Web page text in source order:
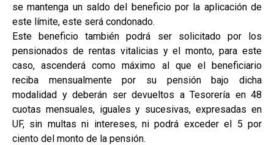
se mantenga un saldo del beneficio por la aplicación de
este límite, este será condonado.
Este beneficio también podrá ser solicitado por los
pensionados de rentas vitalicias y el monto, para este
caso, ascenderá como máximo al que el beneficiario
reciba mensualmente por su pensión bajo dicha
modalidad y deberán ser devueltos a Tesorería en 48
cuotas mensuales, iguales y sucesivas, expresadas en
UF, sin multas ni intereses, ni podrá exceder el 5 por
ciento del monto de la pensión.